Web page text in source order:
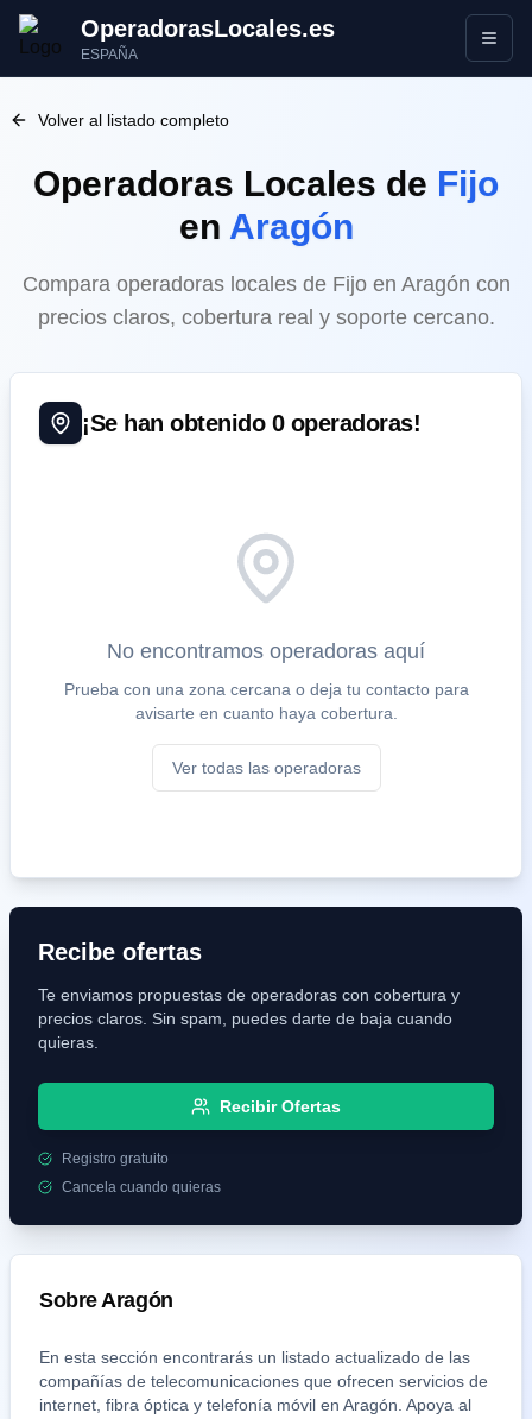
OperadorasLocales.es
ESPAÑA Abrir
Volver al listado completo
Operadoras Locales de Fijo
en Aragón
Compara operadoras locales de Fijo en Aragón con
precios claros, cobertura real y soporte cercano.
¡Se han obtenido 0operadoras!
No encontramos operadoras aquí
Prueba con una zona cercana o deja tu contacto para
avisarte en cuanto haya cobertura.
Ver todas las operadoras
Recibe ofertas
Te enviamos propuestas de operadoras con cobertura y
precios claros. Sin spam, puedes darte de baja cuando
quieras.
Recibir Ofertas
Registro gratuito
Cancela cuando quieras
SobreAragón
En esta sección encontrarás un listado actualizado de las
compañías de telecomunicaciones que ofrecen servicios de
internet, fibra óptica y telefonía móvil en Aragón . Apoya al